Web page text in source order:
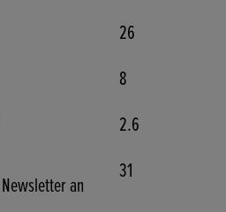
26
8
2.6
31
an